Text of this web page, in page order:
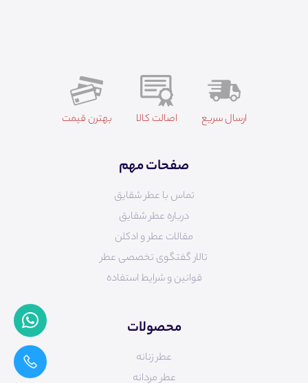
ارسال سریع اصالت کالا بهترن قیمت
صفحات مهم
تماس با عطر شقایق
درباره عطر شقایق
مقالات عطر و ادکلن
تالار گفتگوی تخصصی عطر
قوانین و شرایط استفاده
محصولات
عطر زنانه
عطر مردانه